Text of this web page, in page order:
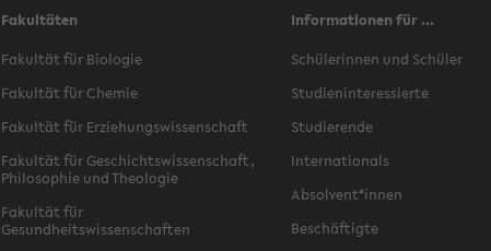
Fakultäten
Fakultät für Biologie
Fakultät für Chemie
Fakultät für Erziehungswissenschaft
Fakultät für Geschichtswissenschaft,
Philosophie und Theologie
Fakultät für
Gesundheitswissenschaften
Informationen für ...
Schülerinnen und Schüler
Studieninteressierte
Studierende
Internationals
Absolvent*innen
Beschäftigte